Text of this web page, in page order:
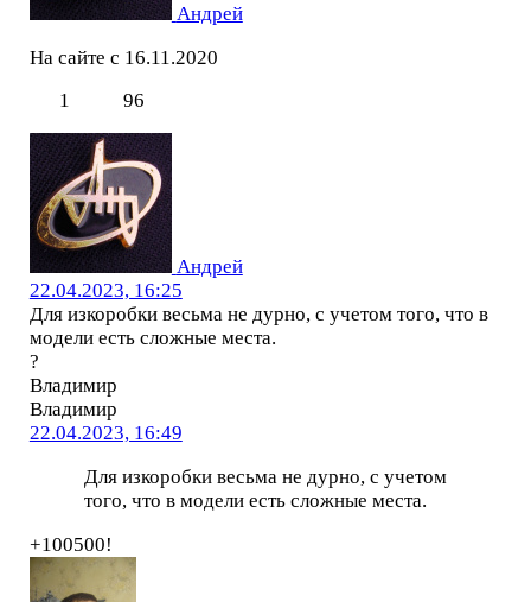
Андрей
На сайте с 16.11.2020
1
96
Андрей
22.04.2023, 16:25
Для изкоробки весьма не дурно, с учетом того, что в
модели есть сложные места.
?
Владимир
Владимир
22.04.2023, 16:49
Для изкоробки весьма не дурно, с учетом
того, что в модели есть сложные места.
+100500!